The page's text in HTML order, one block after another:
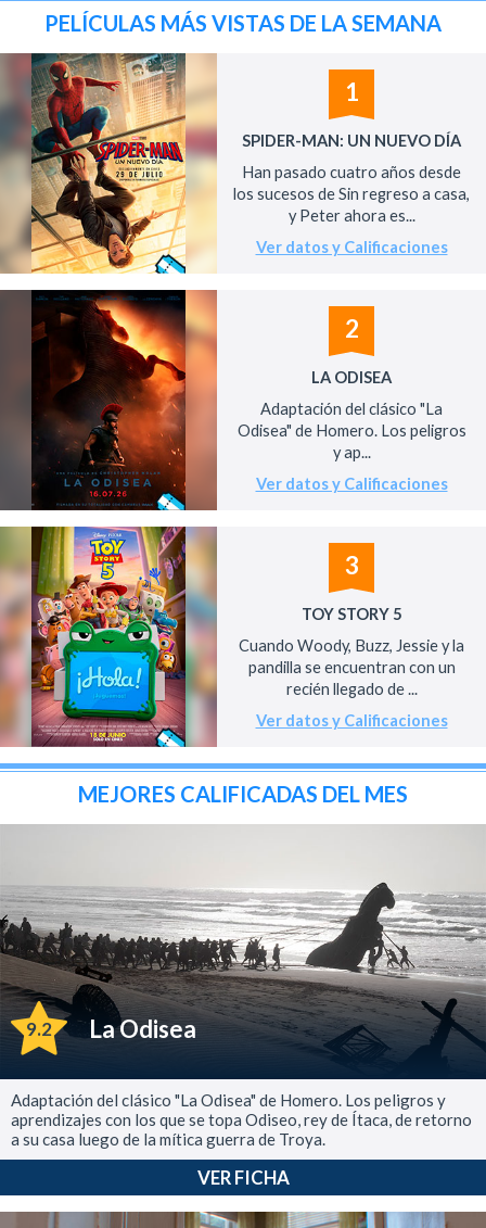
PELÍCULAS MÁS VISTAS DE LA SEMANA
1
SPIDER-MAN: UN NUEVO DÍA
Han pasado cuatro años desde
los sucesos de Sin regreso a casa,
y Peter ahora es...
Ver datos y Calificaciones
2
LA ODISEA
Adaptación del clásico "La
Odisea" de Homero. Los peligros
y ap...
Ver datos y Calificaciones
3
TOY STORY 5
Cuando Woody, Buzz, Jessie y la
pandilla se encuentran con un
recién llegado de ...
Ver datos y Calificaciones
MEJORES CALIFICADAS DEL MES
9.2 La Odisea
Adaptación del clásico "La Odisea" de Homero. Los peligros y
aprendizajes con los que se topa Odiseo, rey de Ítaca, de retorno
a su casa luego de la mítica guerra de Troya.
VER FICHA